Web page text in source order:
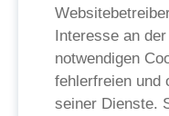
Interesse an
notwendigen
fehlerfreien und
seiner Dienste.